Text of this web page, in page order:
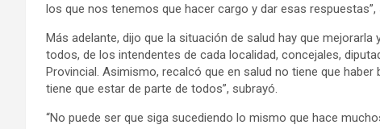
los que nos tenemos que hacer cargo y dar esas
Más adelante, dijo que la situación de salud hay que
todos, de los intendentes de cada localidad, concejales,
Provincial. Asimismo, recalcó que en salud no tiene que
tiene que estar de parte de todos”, subrayó.
“No puede ser que siga sucediendo lo mismo que hace